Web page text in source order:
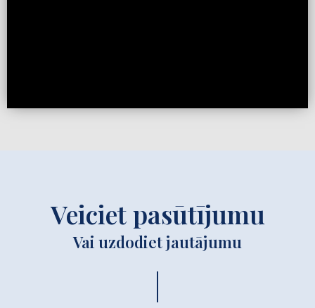
Veiciet pasūtījumu
Vai uzdodiet jautājumu